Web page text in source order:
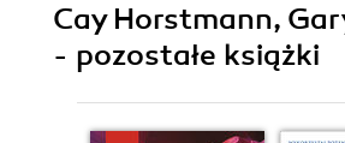
Cay Horstmann,
- pozostałe książki